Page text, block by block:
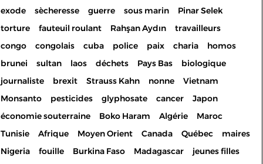
exode
sècheresse guerre sous marin
Pinar Selek
torture
fauteuil roulant Rahşan Aydın
travailleurs
congo
congolais cuba police paix charia
homos
brunei
sultan laos déchets Pays Bas
biologique
journaliste
brexit Strauss Kahn nonne
Vietnam
Monsanto
pesticides glyphosate cancer
Japon
économie souterraine
Boko Haram Algérie
Maroc
Tunisie
Afrique Moyen Orient Canada Québec
maires
Nigeria
fouille Burkina Faso Madagascar
jeunes filles